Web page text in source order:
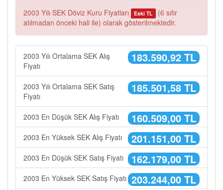
2003 Yılı SEK Döviz Kuru Fiyatları
Eski TL (6 sıfır
atılmadan önceki hali ile) olarak gösterilmektedir.
183.590,92 TL
2003 Yılı Ortalama SEK Alış
Fiyatı
185.501,58 TL
2003 Yılı Ortalama SEK Satış
Fiyatı
160.509,00 TL
2003 En Düşük SEK Alış Fiyatı
201.151,00 TL
2003 En Yüksek SEK Alış Fiyatı
162.179,00 TL
2003 En Düşük SEK Satış Fiyatı
203.244,00 TL
2003 En Yüksek SEK Satış Fiyatı